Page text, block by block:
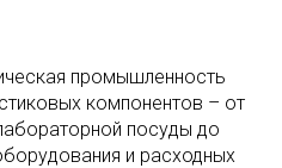
промышленность
компонентов – от
посуды до
и расходных